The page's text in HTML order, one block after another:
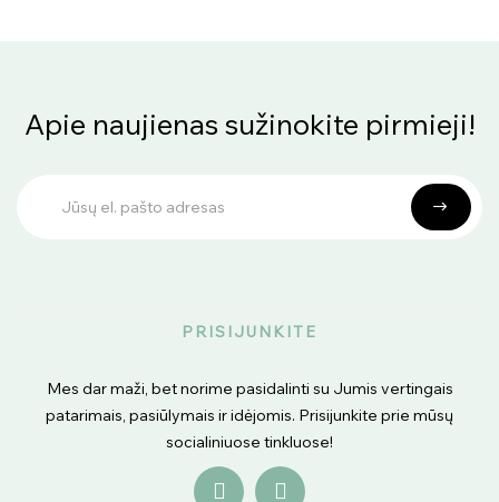
Apie naujienas sužinokite pirmieji!
PRISIJUNKITE
Mes dar maži, bet norime pasidalinti su Jumis vertingais
patarimais, pasiūlymais ir idėjomis. Prisijunkite prie mūsų
socialiniuose tinkluose!